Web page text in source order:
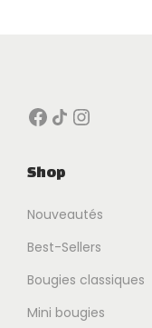
Facebook Icône de partage Instagram
Shop
Nouveautés
Best-Sellers
Bougies classiques
Mini bougies